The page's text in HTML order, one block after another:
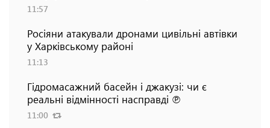
11:57
Росіяни атакували дронами цивільні автівки
у Харківському районі
11:13
Гідромасажний басейн і джакузі: чи є
реальні відмінності насправді ℗
11:00